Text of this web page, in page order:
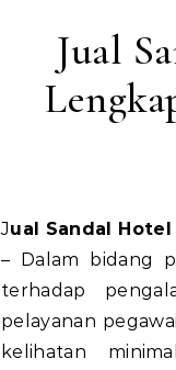
Jual
Jual Sandal
– Dalam bidang
terhadap
pelayanan
kelihatan